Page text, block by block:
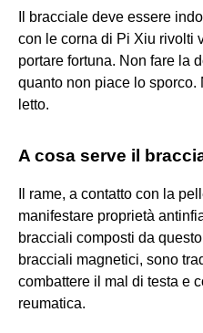
Il bracciale deve essere
con le corna di Pi Xiu rivolti
portare fortuna. Non fare la
quanto non piace lo
letto.
A cosa serve il
Il rame, a contatto con la
manifestare proprietà
bracciali composti da
bracciali magnetici, sono
combattere il mal di testa e
reumatica.